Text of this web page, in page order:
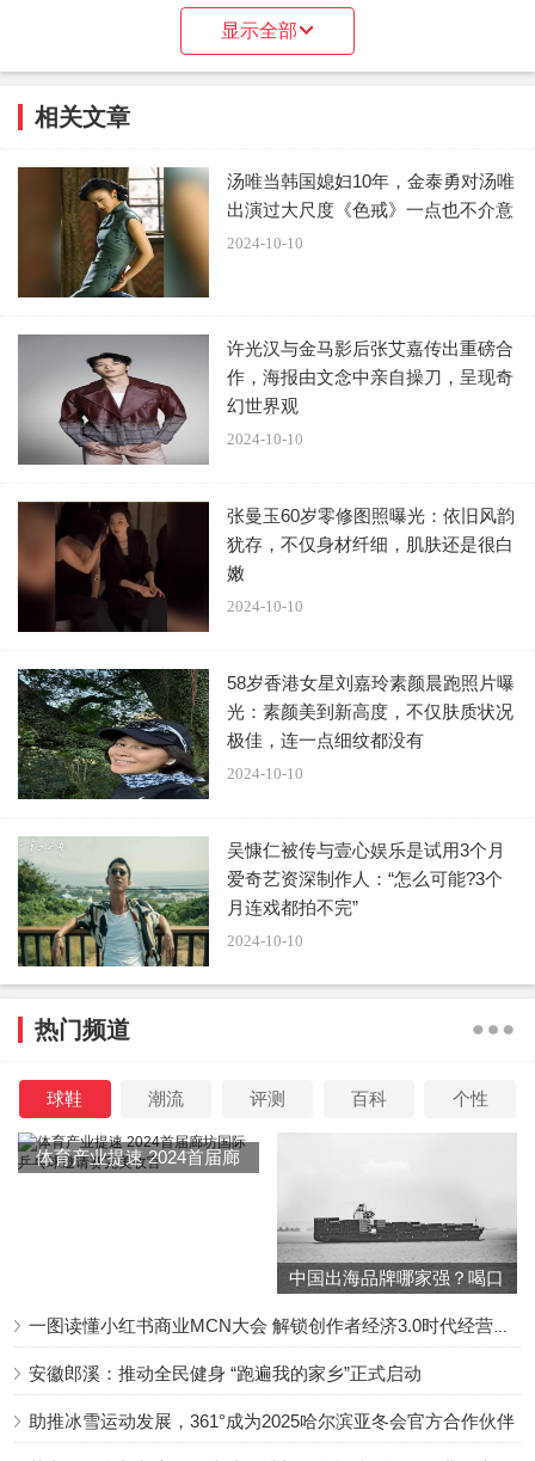
在百余辆豪车的护送下，海涛的遗体随之被运送到殡仪
馆，正式结束短暂的一生。
据了解，海涛原名王海涛，不过他还有一个名字，叫“王
薪程”。去世的时候年纪大约在40多岁，按照其人生阅历以及
社会关系来判断，他绝对不是一个简单的人物，为何会突然
去世呢？难道说是因为疾病？
据网友透露，海涛的意外去世和疾病没有关系。事情的
原因知情人士表示，好像对方三年没有给房租，所以海涛几
人前往索要，没想到被对方扎到，最终抢救无效去世。
是谁都要负相应的责任。
翻看海涛的视频账号不难发现，他不仅在社会上拥有一
定的地位，还常常混迹于娱乐圈，本山传媒的众多艺人都与
其私交甚好，这其中包括宋晓峰、霍云龙、胖丫、王龙等
显示全部
相关文章
汤唯当韩国媳妇10年，金泰勇对汤唯
出演过大尺度《色戒》一点也不介意
2024-10-10
许光汉与金马影后张艾嘉传出重磅合
作，海报由文念中亲自操刀，呈现奇
幻世界观
2024-10-10
张曼玉60岁零修图照曝光：依旧风韵
犹存，不仅身材纤细，肌肤还是很白
嫩
2024-10-10
58岁香港女星刘嘉玲素颜晨跑照片曝
光：素颜美到新高度，不仅肤质状况
极佳，连一点细纹都没有
2024-10-10
吴慷仁被传与壹心娱乐是试用3个月
爱奇艺资深制作人：“怎么可能?3个
月连戏都拍不完”
2024-10-10
热门频道
球鞋 潮流 评测 百科 个性
体育产业提速 2024首届廊
中国出海品牌哪家强？喝口
安徽郎溪：推动全民健身 “跑遍我的家乡”正式启动
助推冰雪运动发展，361°成为2025哈尔滨亚冬会官方合作伙伴